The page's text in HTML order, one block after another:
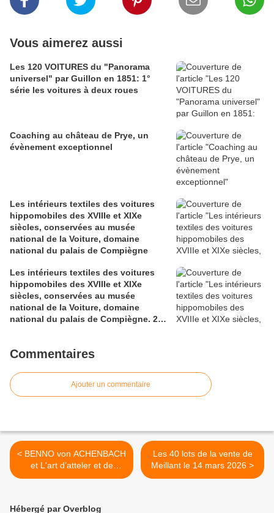
Vous aimerez aussi
Les 120 VOITURES du "Panorama
universel" par Guillon en 1851: 1°
série les voitures à deux roues
Coaching au château de Prye, un
évènement exceptionnel
Les intérieurs textiles des voitures
hippomobiles des XVIIIe et XIXe
siècles, conservées au musée
national de la Voiture, domaine
national du palais de Compiègne
Les intérieurs textiles des voitures
hippomobiles des XVIIIe et XIXe
siècles, conservées au musée
national de la Voiture, domaine
national du palais de Compiègne. 2°
Commentaires
Ajouter un commentaire
< BENNO von ACHENBACH
et L'art d’atteler et de
conduire
Les 40 lots de la vente de
Meillant le 14 mars 2026 >
Hébergé par Overblog